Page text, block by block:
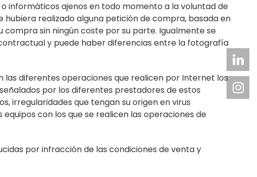
o informáticos ajenos en todo momento a la voluntad de
hubiera realizado alguna petición de compra, basada en
compra sin ningún coste por su parte. Igualmente se
y puede haber diferencias entre la fotografía
las diferentes operaciones que realicen por Internet los
por los diferentes prestadores de estos
irregularidades que tengan su origen en virus
con los que se realicen las operaciones de
por infracción de las condiciones de venta y